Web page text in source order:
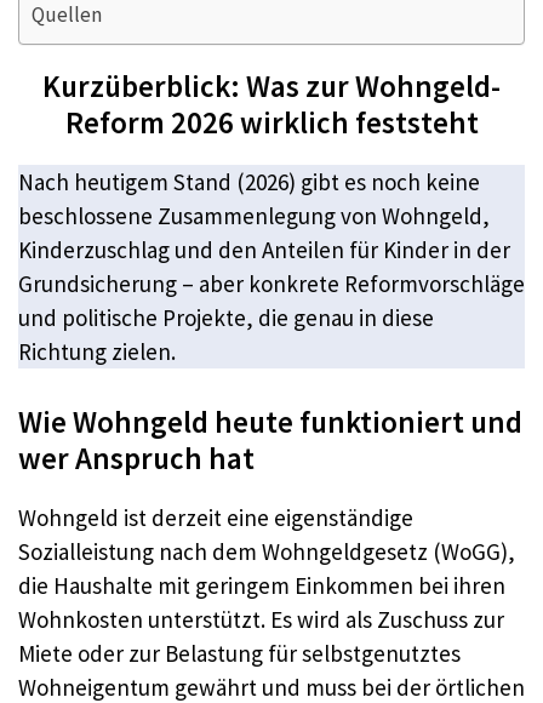
Quellen
Kurzüberblick: Was zur Wohngeld-
Reform 2026 wirklich feststeht
Nach heutigem Stand (2026) gibt es noch keine
beschlossene Zusammenlegung von Wohngeld,
Kinderzuschlag und den Anteilen für Kinder in der
Grundsicherung – aber konkrete Reformvorschläge
und politische Projekte, die genau in diese
Richtung zielen.
Wie Wohngeld heute funktioniert und
wer Anspruch hat
Wohngeld ist derzeit eine eigenständige
Sozialleistung nach dem Wohngeldgesetz (WoGG),
die Haushalte mit geringem Einkommen bei ihren
Wohnkosten unterstützt. Es wird als Zuschuss zur
Miete oder zur Belastung für selbstgenutztes
Wohneigentum gewährt und muss bei der örtlichen